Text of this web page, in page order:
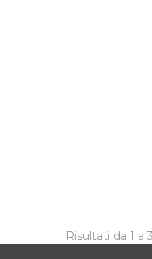
Risultati da 1 a